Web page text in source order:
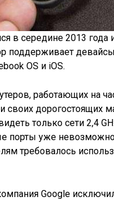
в середине 2013 года
поддерживает
OS и iOS.
работающих на
своих дорогостоящих
только сети 2,4
порты уже
требовалось
Google